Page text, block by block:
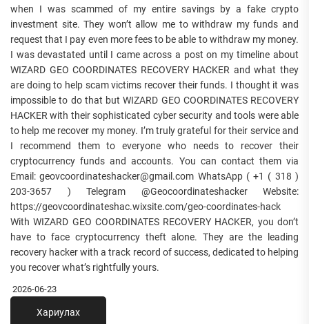
when I was scammed of my entire savings by a fake crypto
investment site. They won’t allow me to withdraw my funds and
request that I pay even more fees to be able to withdraw my money.
I was devastated until I came across a post on my timeline about
WIZARD GEO COORDINATES RECOVERY HACKER and what they
are doing to help scam victims recover their funds. I thought it was
impossible to do that but WIZARD GEO COORDINATES RECOVERY
HACKER with their sophisticated cyber security and tools were able
to help me recover my money. I’m truly grateful for their service and
I recommend them to everyone who needs to recover their
cryptocurrency funds and accounts. You can contact them via
Email: geovcoordinateshacker@gmail.com WhatsApp ( +1 ( 318 )
203-3657 ) Telegram @Geocoordinateshacker Website:
https://geovcoordinateshac.wixsite.com/geo-coordinates-hack
With WIZARD GEO COORDINATES RECOVERY HACKER, you don’t
have to face cryptocurrency theft alone. They are the leading
recovery hacker with a track record of success, dedicated to helping
you recover what’s rightfully yours.
2026-06-23
Хариулах